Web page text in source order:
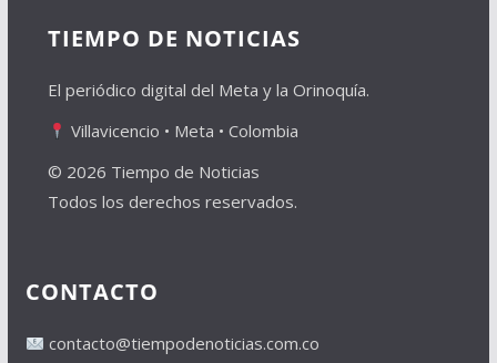
TIEMPO DE NOTICIAS
El periódico digital del Meta y la Orinoquía.
Villavicencio • Meta • Colombia
© 2026 Tiempo de Noticias
Todos los derechos reservados.
CONTACTO
contacto@tiempodenoticias.com.co